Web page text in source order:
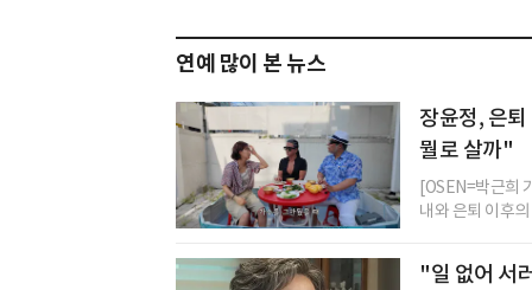
연예 많이 본 뉴스
장윤정, 은
뭘로 살까"
[OSEN=박근희
내와 은퇴 이후
"일 없어 서